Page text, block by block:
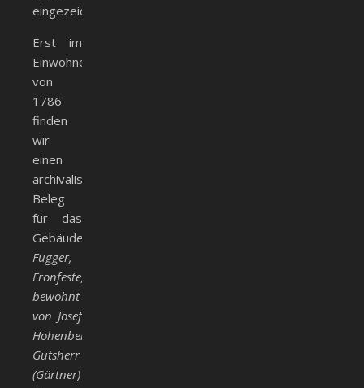
eingezeichnet.
Erst im
Einwohnerverzeichnis
von
1786
finden
wir
einen
archivalischen
Beleg
für das
Gebäude:
Fugger,
Fronfeste,
bewohnt
von Josef
Hohenberger,
Gutsherr
(Gärtner)